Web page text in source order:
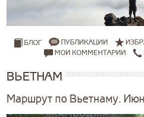
БЛОГ ПУБЛИКАЦИИ
МОИ КОММЕНТАРИИ
ВЬЕТНАМ
Маршрут по Вьетнаму.